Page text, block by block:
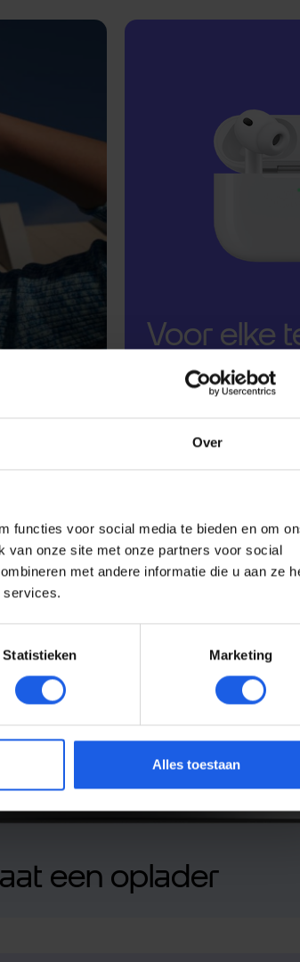
Over
functies voor social media te bieden en om
van onze site met onze partners voor social
met andere informatie die u aan ze
services.
Statistieken Marketing
Alles toestaan
Voor elke
een oortje
een oplader